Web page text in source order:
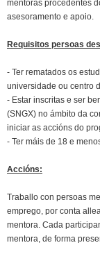
mentoras procedentes
asesoramento e apoio.
Requisitos persoas
- Ter rematados os
universidade ou centro
- Estar inscritas e ser
(SNGX) no ámbito da
iniciar as accións do
- Ter máis de 18 e
Accións:
Traballo con persoas
emprego, por conta
mentora. Cada
mentora, de forma